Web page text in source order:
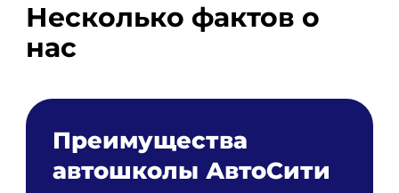
Несколько фактов о
нас
Преимущества
автошколы АвтоСити